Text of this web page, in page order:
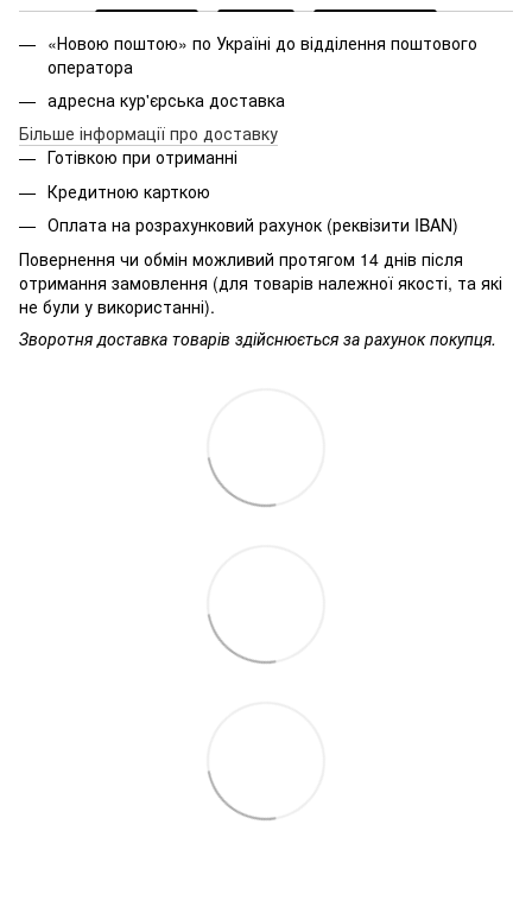
«Новою поштою» по Україні до відділення поштового
оператора
адресна кур'єрська доставка
Більше інформації про доставку
Готівкою при отриманні
Кредитною карткою
Оплата на розрахунковий рахунок (реквізити IBAN)
Повернення чи обмін можливий протягом 14 днів після
отримання замовлення (для товарів належної якості, та які
не були у використанні).
Зворотня доставка товарів здійснюється за рахунок покупця.